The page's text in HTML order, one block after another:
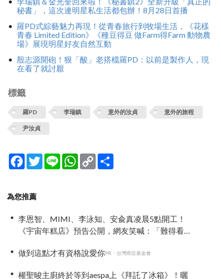
秘書」，這次連明星私生活都包辦！8月28日首播
羅PD式綜藝魅力再現！從青春旅行到牧場生活，《花樣
青春 Limited Edition》《種豆得豆 做Farm得Farm 動物農
場》展現明星好友自然互動
殷志源開砲！狠「酸」老搭檔羅PD：以前是製作人，現
在看了就討厭
標籤
羅PD 李瑞鎮 意外的汝貞 意外的旅程
尹汝貞
Facebook
TwitterLine WhatsApp
Copy
Link
為您推薦
李恩智、MIMI、李泳知、安兪真凌晨5點開工！
《宇宙年糕店》預告公開，網友笑喊：「難得看
做到這點才有資格說愛你PR・台灣癌症基金會
權聖晙主廚終於等到aespa上《拜託了冰箱》！曬